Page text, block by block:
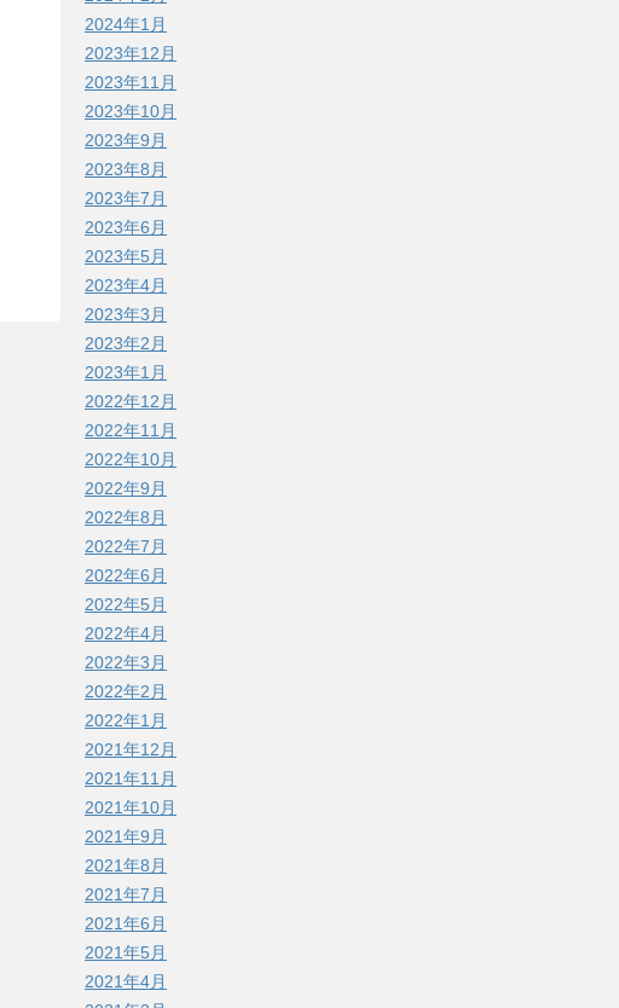
2024年1月
2023年12月
2023年11月
2023年10月
2023年9月
2023年8月
2023年7月
2023年6月
2023年5月
2023年4月
2023年3月
2023年2月
2023年1月
2022年12月
2022年11月
2022年10月
2022年9月
2022年8月
2022年7月
2022年6月
2022年5月
2022年4月
2022年3月
2022年2月
2022年1月
2021年12月
2021年11月
2021年10月
2021年9月
2021年8月
2021年7月
2021年6月
2021年5月
2021年4月